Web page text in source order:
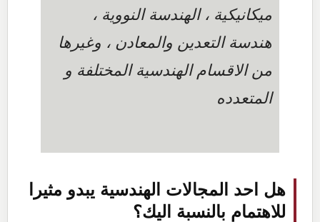
ميكانيكية ، الهندسة النووية ،
هندسة التعدين والمعادن ، وغيرها
من الاقسام الهندسية المختلفة و
المتعدده
هل احد المجالات الهندسية يبدو مثيرا
للاهتمام بالنسبة اليك؟